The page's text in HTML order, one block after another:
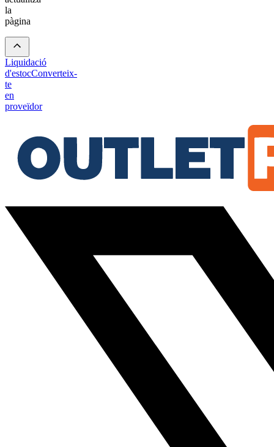
la
pàgina
Liquidació
d'estocConverteix-
te
en
proveïdor